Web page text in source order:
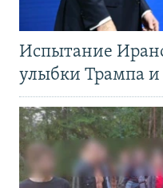
Испытание
улыбки Трампа